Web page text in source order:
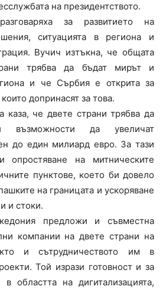
на президентството.
за развитието на
ситуацията в региона и
Вучич изтъкна, че общата
трябва да бъдат мирът и
и че Сърбия е открита за
допринасят за това.
каза, че двете страни трябва да
възможности да увеличат
до един милиард евро. За тази
на митническите
пунктове, което би довело
на границата и ускоряване
и стоки.
предложи и съвместна
компании на двете страни на
и сътрудничеството им в
Той изрази готовност и за
областта на дигитализацията,